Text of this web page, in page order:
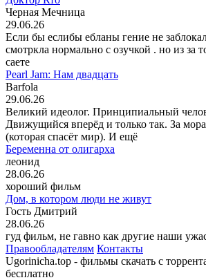
Черная Мечница
29.06.26
Если бы еслибы ебланы гение не
смотркла нормально с озучкой . но из за
саете
Pearl Jam: Нам двадцать
Barfola
29.06.26
Великий идеолог. Принципиальный
Движущийся вперёд и только так. За
(которая спасёт мир). И ещё
Беременна от олигарха
леонид
28.06.26
хороший фильм
Дом, в котором люди не живут
Гость Дмитрий
28.06.26
гуд фильм, не гавно как другие наши
Правообладателям Контакты
Ugorinicha.top - фильмы скачать с
бесплатно